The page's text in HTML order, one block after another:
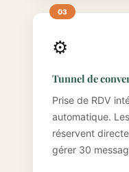
⚙️
Tunnel de
Prise de RDV
automatique.
réservent
gérer 30